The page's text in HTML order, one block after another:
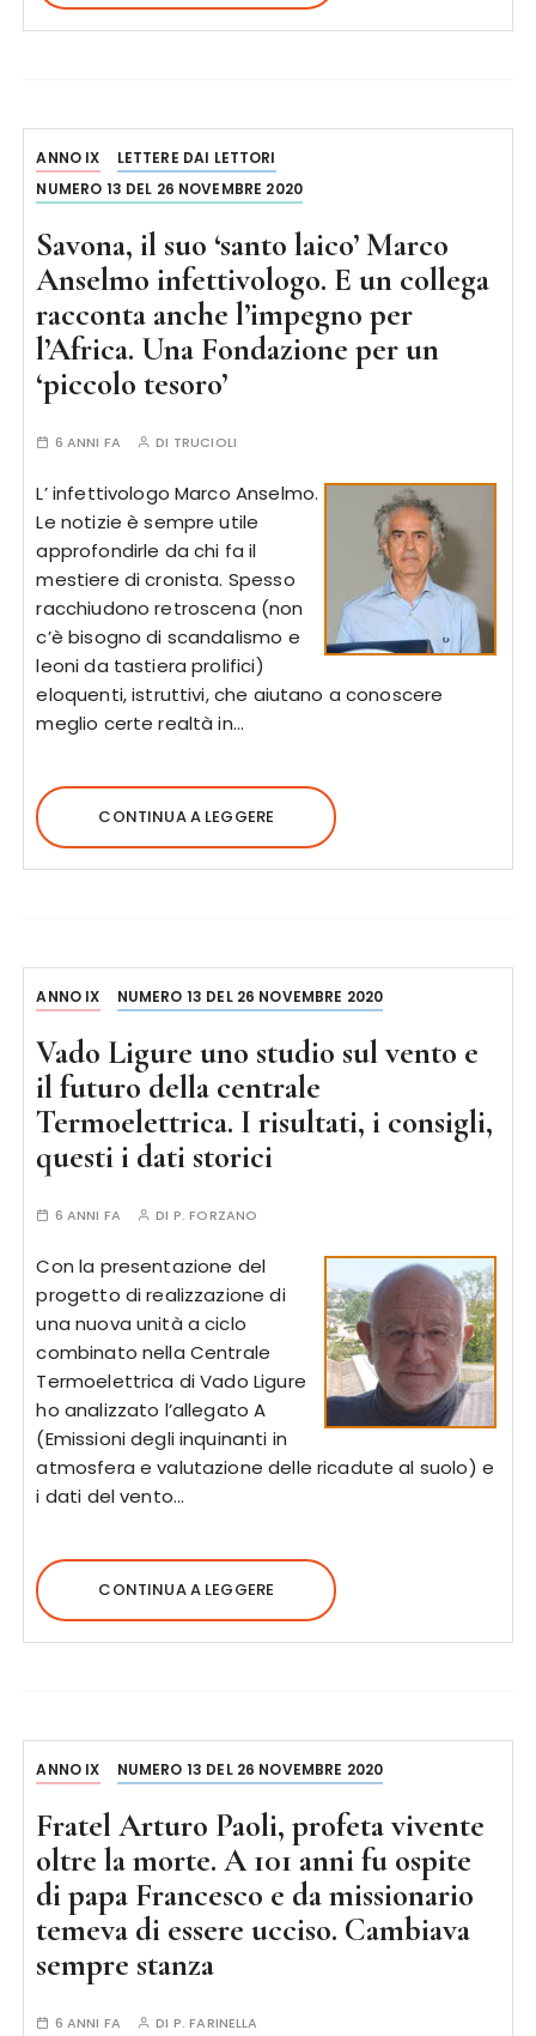
ANNO IX
LETTERE DAI LETTORI
NUMERO 13 DEL 26 NOVEMBRE 2020
Savona, il suo ‘santo laico’ Marco
Anselmo infettivologo. E un collega
racconta anche l’impegno per
l’Africa. Una Fondazione per un
‘piccolo tesoro’
6 ANNI FA DI TRUCIOLI
L’ infettivologo Marco Anselmo.
Le notizie è sempre utile
approfondirle da chi fa il
mestiere di cronista. Spesso
racchiudono retroscena (non
c’è bisogno di scandalismo e
leoni da tastiera prolifici)
eloquenti, istruttivi, che aiutano a conoscere
meglio certe realtà in…
CONTINUA A LEGGERE
ANNO IX NUMERO 13 DEL 26 NOVEMBRE 2020
Vado Ligure uno studio sul vento e
il futuro della centrale
Termoelettrica. I risultati, i consigli,
questi i dati storici
6 ANNI FA DI P. FORZANO
Con la presentazione del
progetto di realizzazione di
una nuova unità a ciclo
combinato nella Centrale
Termoelettrica di Vado Ligure
ho analizzato l’allegato A
(Emissioni degli inquinanti in
atmosfera e valutazione delle ricadute al suolo) e
i dati del vento…
CONTINUA A LEGGERE
ANNO IX NUMERO 13 DEL 26 NOVEMBRE 2020
Fratel Arturo Paoli, profeta vivente
oltre la morte. A 101 anni fu ospite
di papa Francesco e da missionario
temeva di essere ucciso. Cambiava
sempre stanza
6 ANNI FA DI P. FARINELLA